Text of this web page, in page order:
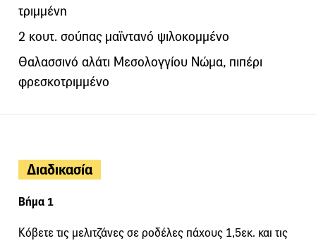
τριμμένη
2 κουτ. σούπας μαϊντανό ψιλοκομμένο
Θαλασσινό αλάτι Μεσολογγίου Νώμα, πιπέρι
φρεσκοτριμμένο
Διαδικασία
Βήμα 1
Κόβετε τις μελιτζάνες σε ροδέλες πάχους 1,5εκ. και τις